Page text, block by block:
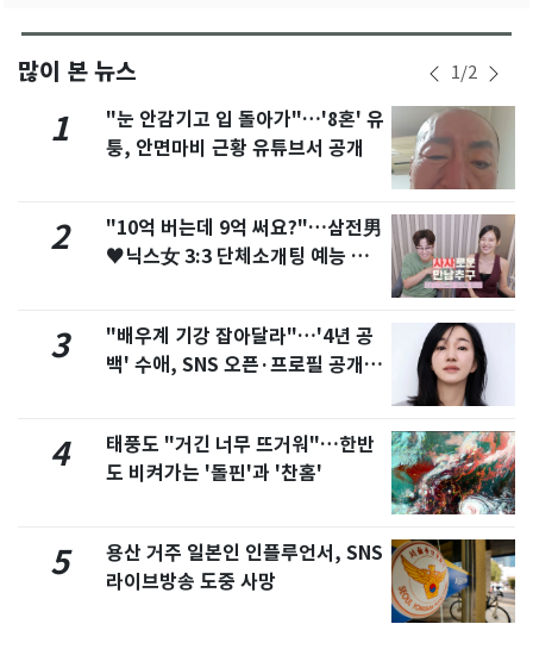
많이 본 뉴스 1/2
1
"눈 안감기고 입 돌아가"…'8혼' 유
퉁, 안면마비 근황 유튜브서 공개
2
"10억 버는데 9억 써요?"…삼전男
♥닉스女 3:3 단체소개팅 예능 화
3
"배우계 기강 잡아달라"…'4년 공
백' 수애, SNS 오픈·프로필 공개
4
태풍도 "거긴 너무 뜨거워"…한반
도 비켜가는 '돌핀'과 '찬홈'
5
용산 거주 일본인 인플루언서, SNS
라이브방송 도중 사망